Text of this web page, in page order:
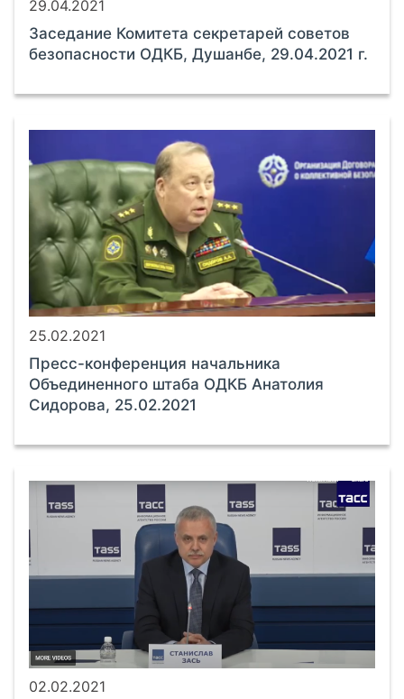
29.04.2021
Заседание Комитета секретарей советов
безопасности ОДКБ, Душанбе, 29.04.2021 г.
25.02.2021
Пресс-конференция начальника
Объединенного штаба ОДКБ Анатолия
Сидорова, 25.02.2021
02.02.2021